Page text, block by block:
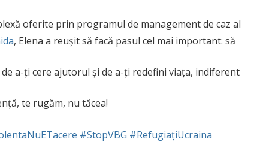
oferite prin programul de management de caz al
, Elena a reușit să facă pasul cel mai important: să
a-ți cere ajutorul și de a-ți redefini viața, indiferent
te rugăm, nu tăcea!
#StopVBG #RefugiațiUcraina